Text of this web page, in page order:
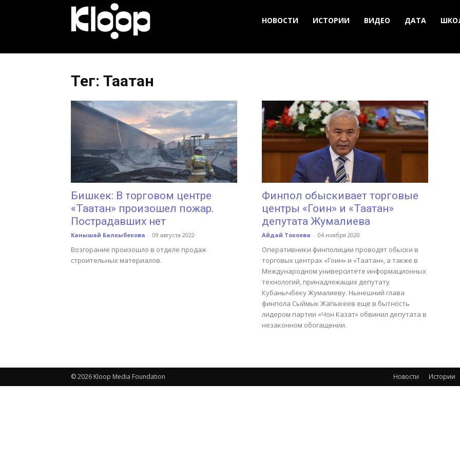
Новости
Кыргызстана
НОВОСТИ ИСТОРИИ ВИДЕО ДАТА
Тег: Таатан
Бишкек: В торговом центре
«Таатан» произошел пожар.
Пострадавших нет
Канышай Балкыбекова - 09 августа 2022
Возгорание произошло в отделе продаж
строительных материалов.
Финпол обыскивает торговые
центры «Гоин» и «Таатан»
депутата Жумалиева
Айдай Токоева - 04 ноября 2020
Оперативники финполиции проводят обыски в
торговых центрах «Гоин» и «Таатан», а также в
Международном университете информационных
технологий, принадлежащих депутату
Кубанычбеку Жумалиеву. Нынешний глава
финпола Сыймык Жапыкеев еще в бытность
лидером партии «Чон Казат» обвинил депутата в
незаконном обогащении.
Новости Истории
© 2026 Kloop Media Foundation